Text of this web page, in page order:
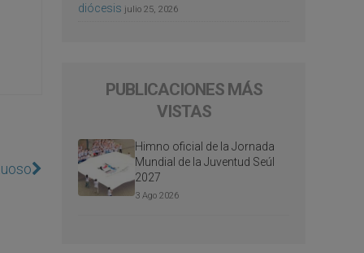
diócesis julio 25, 2026
PUBLICACIONES MÁS
VISTAS
Himno oficial de la Jornada
Mundial de la Juventud Seúl
2027
3 Ago 2026